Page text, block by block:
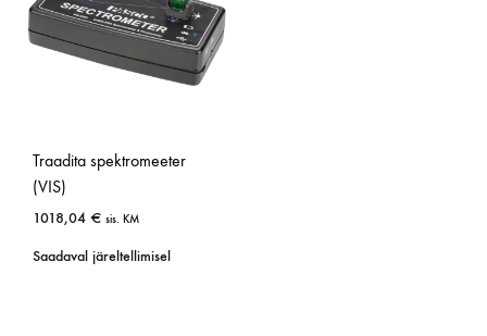
Traadita spektromeeter
(VIS)
1018,04 € sis. KM
Saadaval järeltellimisel